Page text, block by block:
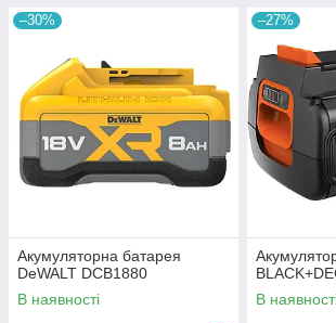
–30%
Акумуляторна батарея
DeWALT DCB1880
В наявності
–27%
В